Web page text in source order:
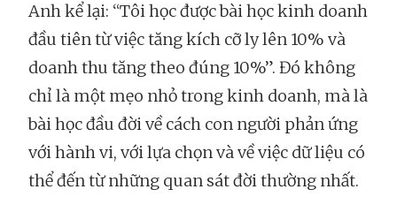
Anh kể lại: “Tôi học được bài học kinh doanh
đầu tiên từ việc tăng kích cỡ ly lên 10% và
doanh thu tăng theo đúng 10%”. Đó không
chỉ là một mẹo nhỏ trong kinh doanh, mà là
bài học đầu đời về cách con người phản ứng
với hành vi, với lựa chọn và về việc dữ liệu có
thể đến từ những quan sát đời thường nhất.